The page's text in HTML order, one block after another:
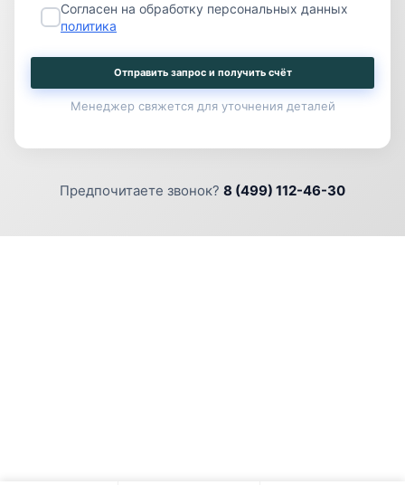
Согласен на обработку персональных данных
политика
Отправить запрос и получить счёт
Менеджер свяжется для уточнения деталей
Предпочитаете звонок? 8 (499) 112-46-30